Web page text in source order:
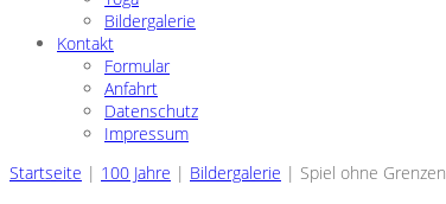
Bildergalerie
Kontakt
Formular
Anfahrt
Datenschutz
Impressum
Startseite | 100 Jahre | Bildergalerie | Spiel ohne Grenzen